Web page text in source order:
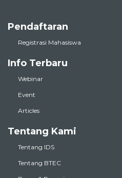
Pendaftaran
Registrasi Mahasiswa
Info Terbaru
Webinar
Event
Articles
Tentang Kami
Tentang IDS
Tentang BTEC